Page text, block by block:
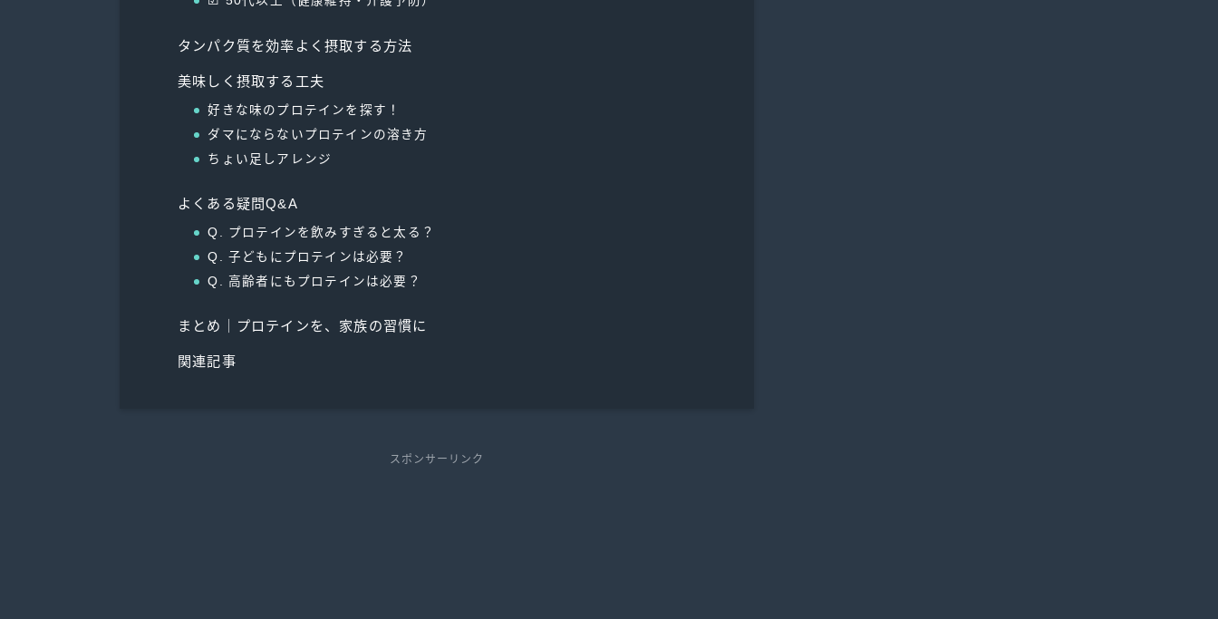
タンパク質を効率よく摂取する方法
美味しく摂取する工夫
好きな味のプロテインを探す！
ダマにならないプロテインの溶き方
ちょい足しアレンジ
よくある疑問Q&A
Q. プロテインを飲みすぎると太る？
Q. 子どもにプロテインは必要？
Q. 高齢者にもプロテインは必要？
まとめ｜プロテインを、家族の習慣に
関連記事
スポンサーリンク